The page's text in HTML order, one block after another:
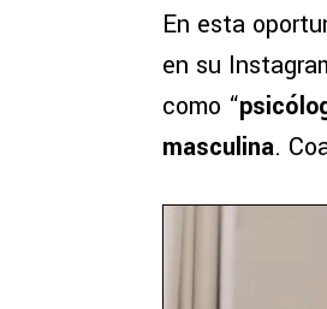
En esta
en su
como “
masculina.